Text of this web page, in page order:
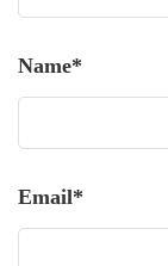
Name*
Email*